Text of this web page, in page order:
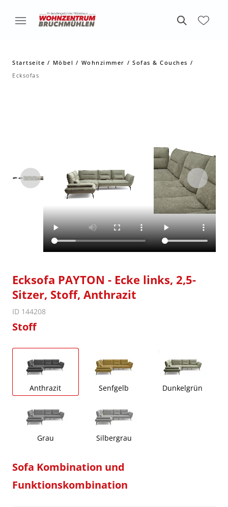
Startseite Möbel Wohnzimmer
Sofas & Couches
Ecksofas
Ecksofa PAYTON - Ecke links, 2,5-
Sitzer, Stoff, Anthrazit
ID 144208
Stoff
Anthrazit Senfgelb Dunkelgrün
Grau Silbergrau
Sofa Kombination und
Funktionskombination